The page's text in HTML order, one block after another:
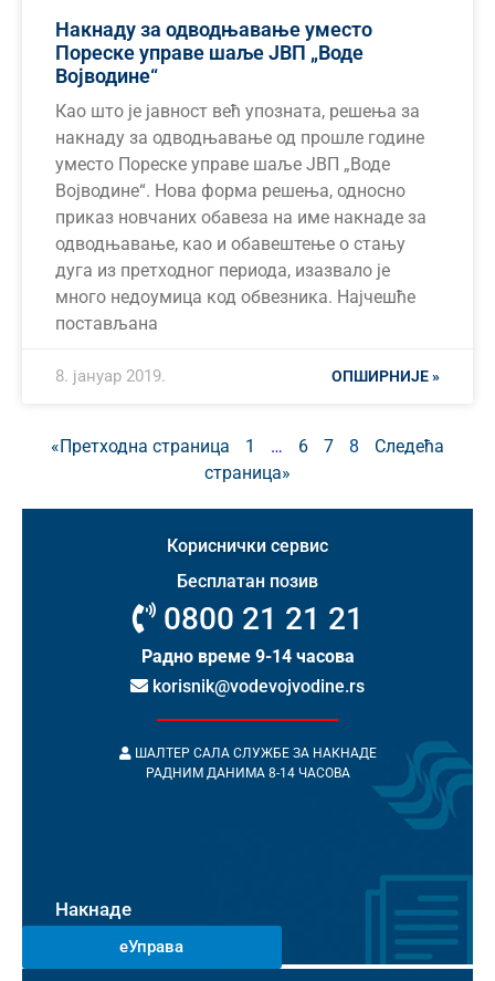
Накнаду за одводњавање уместо
Пореске управе шаље ЈВП „Воде
Војводине“
Као што је јавност већ упозната, решења за
накнаду за одводњавање од прошле године
уместо Пореске управе шаље ЈВП „Воде
Војводине“. Нова форма решења, односно
приказ новчаних обавеза на име накнаде за
одводњавање, као и обавештење о стању
дуга из претходног периода, изазвало је
много недоумица код обвезника. Најчешће
постављана
ОПШИРНИЈЕ »
8. јануар 2019.
«Претходна страница 1 … 6 7 8
Следећа
страница»
Кориснички сервис
Бесплатан позив
0800 21 21 21
Радно време 9-14 часова
korisnik@vodevojvodine.rs
ШАЛТЕР САЛА СЛУЖБЕ ЗА НАКНАДЕ
РАДНИМ ДАНИМА 8-14 ЧАСОВА
Накнаде
еУправа